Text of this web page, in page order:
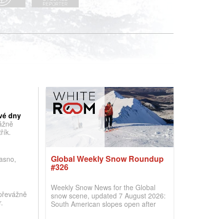
dny
Global Weekly Snow Roundup
#326
Weekly Snow News for the Global
snow scene, updated 7 August 2026:
South American slopes open after